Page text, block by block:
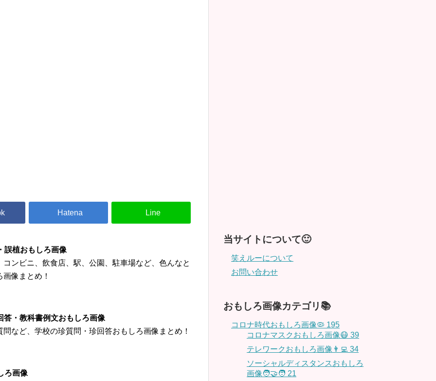
誤植おもしろ画像
ンビニ、飲食店、駅、公園、駐車場など、色んなと
像まとめ！
答・教科書例文おもしろ画像
など、学校の珍質問・珍回答おもしろ画像まとめ！
ろ画像
当サイトについて🙂
笑えルーについて
お問い合わせ
おもしろ画像カテゴリ📚
コロナ時代おもしろ画像🦠 195
コロナマスクおもしろ画像😷 39
テレワークおもしろ画像👨‍💻 34
ソーシャルディスタンスおもしろ
画像🧑‍🤝‍🧑 21